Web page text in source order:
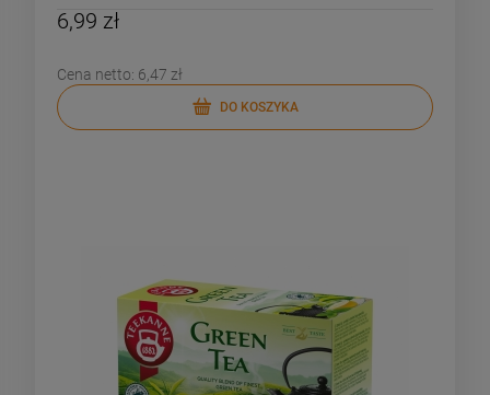
6,99 zł
Cena netto: 6,47 zł
DO KOSZYKA